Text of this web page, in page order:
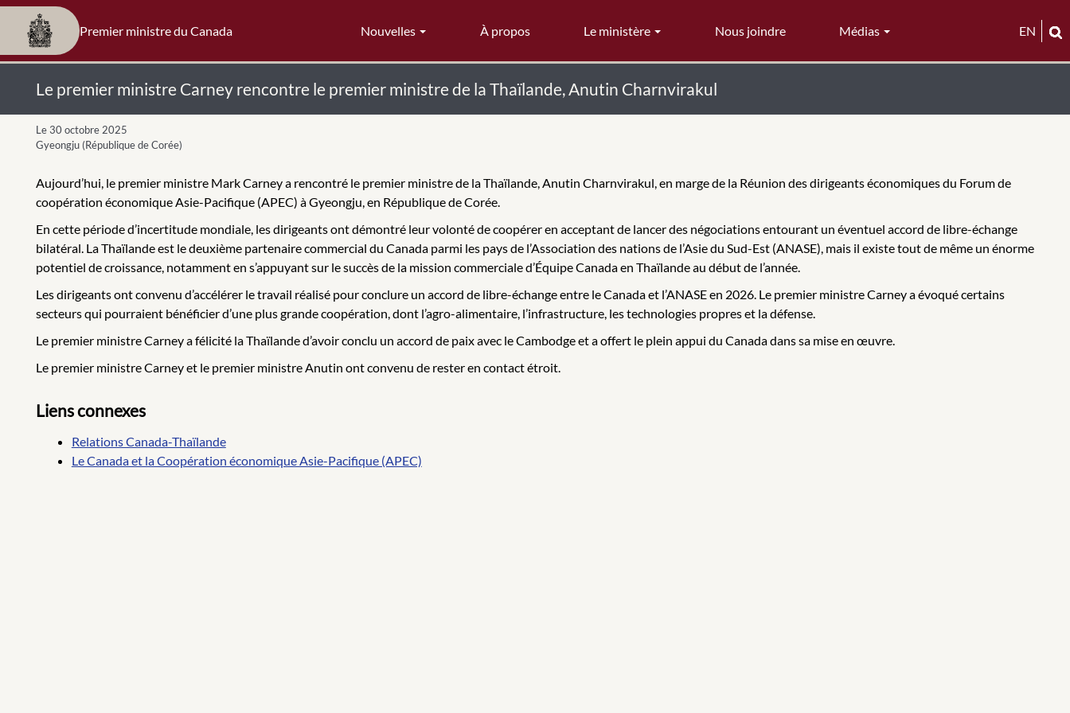
Premier ministre du Canada Nouvelles À propos Le ministère Nous joindre Médias EN
Le premier ministre Carney rencontre le premier ministre de la Thaïlande, Anutin Charnvirakul
Le 30 octobre 2025
Gyeongju (République de Corée)
Aujourd’hui, le premier ministre Mark Carney a rencontré le premier ministre de la Thaïlande, Anutin Charnvirakul, en marge de la Réunion des dirigeants économiques du Forum de
coopération économique Asie-Pacifique (APEC) à Gyeongju, en République de Corée.
En cette période d’incertitude mondiale, les dirigeants ont démontré leur volonté de coopérer en acceptant de lancer des négociations entourant un éventuel accord de libre-échange
bilatéral. La Thaïlande est le deuxième partenaire commercial du Canada parmi les pays de l’Association des nations de l’Asie du Sud-Est (ANASE), mais il existe tout de même un énorme
potentiel de croissance, notamment en s’appuyant sur le succès de la mission commerciale d’Équipe Canada en Thaïlande au début de l’année.
Les dirigeants ont convenu d’accélérer le travail réalisé pour conclure un accord de libre-échange entre le Canada et l’ANASE en 2026. Le premier ministre Carney a évoqué certains
secteurs qui pourraient bénéficier d’une plus grande coopération, dont l’agro-alimentaire, l’infrastructure, les technologies propres et la défense.
Le premier ministre Carney a félicité la Thaïlande d’avoir conclu un accord de paix avec le Cambodge et a offert le plein appui du Canada dans sa mise en œuvre.
Le premier ministre Carney et le premier ministre Anutin ont convenu de rester en contact étroit.
Liens connexes
Relations Canada-Thaïlande
Le Canada et la Coopération économique Asie-Pacifique (APEC)